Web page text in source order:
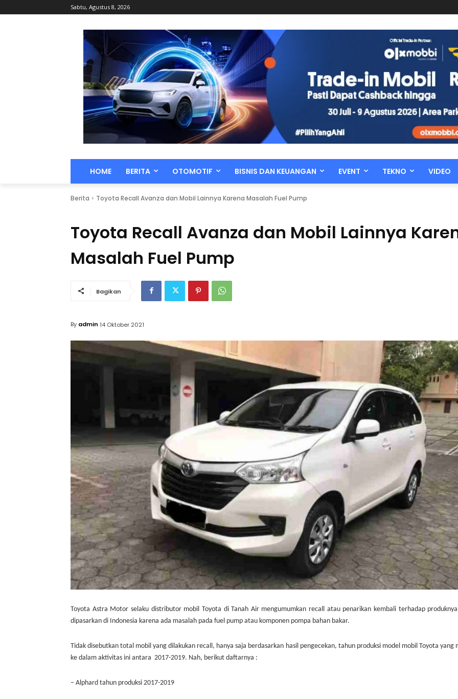
Sabtu, Agustus 8, 2026
HOME BERITA OTOMOTIF BISNIS DAN KEUANGAN EVENT TEKNO VIDEO
Berita Toyota Recall Avanza dan Mobil Lainnya Karena Masalah Fuel Pump
Toyota Recall Avanza dan Mobil Lainnya
Masalah Fuel Pump
Bagikan
By admin 14 Oktober 2021
Toyota Astra Motor selaku distributor mobil Toyota di Tanah Air mengumumkan recall atau penarikan kembali terhadap
dipasarkan di Indonesia karena ada masalah pada fuel pump atau komponen pompa bahan bakar.
Tidak disebutkan total mobil yang dilakukan recall, hanya saja berdasarkan hasil pengecekan, tahun produksi model mobil Toyota yang
ke dalam aktivitas ini antara 2017-2019. Nah, berikut daftarnya :
– Alphard tahun produksi 2017-2019